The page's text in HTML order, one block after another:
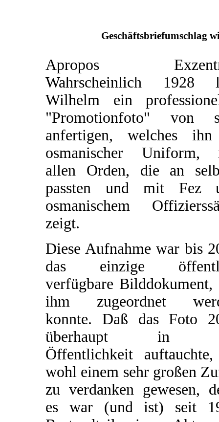
Geschäftsbriefumschlag
Apropos
Wahrscheinlich 1928
Wilhelm ein
"Promotionfoto" von
anfertigen, welches
osmanischer Uniform,
allen Orden, die an
passten und mit Fez
osmanischem
zeigt.
Diese Aufnahme war bis
das einzige
verfügbare Bilddokument,
ihm zugeordnet
konnte. Daß das Foto
überhaupt in
Öffentlichkeit
wohl einem sehr großen
zu verdanken gewesen,
es war (und ist) seit